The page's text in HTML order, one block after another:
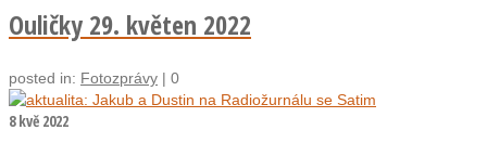
Ouličky 29. květen 2022
posted in: Fotozprávy | 0
8kvě 2022